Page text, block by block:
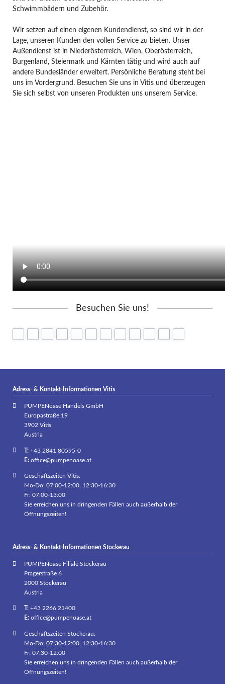
Schwimmbädern und Zubehör.
Wir setzen auf einen eigenen Kundendienst, so sind wir in der
Lage, unseren Kunden den vollen Service zu bieten. Unser
Außendienst ist in Niederösterreich, Wien, Oberösterreich,
Burgenland, Steiermark und Kärnten tätig und wird auch auf
andere Bundesländer erweitert. Persönliche Beratung steht bei
uns im Vordergrund. Besuchen Sie uns in Vitis und überzeugen
Sie sich selbst von unseren Produkten uns unserem Service.
Besuchen Sie uns!
Adress- & Kontakt-Informationen Vitis
PUMPENoase Handels GmbH
Europastraße 19
3902 Vitis
Austria
T:+43 2841 80595-0
E: office@pumpenoase.at
Geschäftszeiten Vitis:
Mo-Do: 07:00-12:00, 12:30-16:30
Fr: 07:00-13:00
Sie erreichen uns in dringenden Fällen auch außerhalb der
Öffnungszeiten!
Adress- & Kontakt-Informationen Stockerau
PUMPENoase Filiale Stockerau
Pragerstraße 6
2000 Stockerau
Austria
T:+43 2266 21400
E: office@pumpenoase.at
Geschäftszeiten Stockerau:
Mo-Do: 07:30-12:00, 12:30-16:30
Fr: 07:30-12:00
Sie erreichen uns in dringenden Fällen auch außerhalb der
Öffnungszeiten!